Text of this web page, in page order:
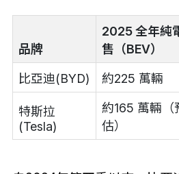
品牌
2025 全年純
售（BEV）
比亞迪(BYD) 約225 萬輛
特斯拉
(Tesla)
約165 萬輛（
估）